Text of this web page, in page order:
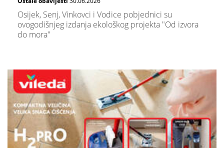
Osijek, Senj, Vinkovci i Vodice pobjednici su
ovogodišnjeg izdanja ekološkog projekta "Od izvora
do mora"